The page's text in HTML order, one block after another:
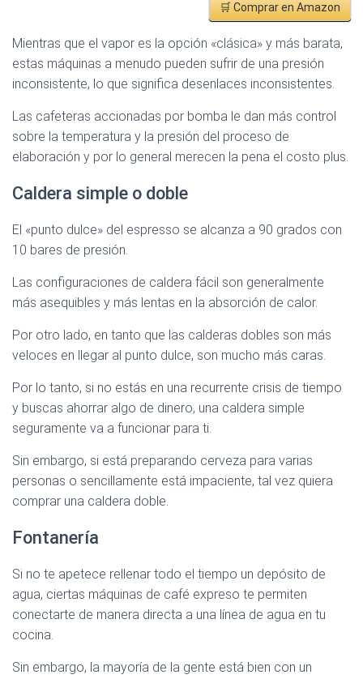
🛒 Comprar en Amazon
Mientras que el vapor es la opción «clásica» y más barata,
estas máquinas a menudo pueden sufrir de una presión
inconsistente, lo que significa desenlaces inconsistentes.
Las cafeteras accionadas por bomba le dan más control
sobre la temperatura y la presión del proceso de
elaboración y por lo general merecen la pena el costo plus.
Caldera simple o doble
El «punto dulce» del espresso se alcanza a 90 grados con
10 bares de presión.
Las configuraciones de caldera fácil son generalmente
más asequibles y más lentas en la absorción de calor.
Por otro lado, en tanto que las calderas dobles son más
veloces en llegar al punto dulce, son mucho más caras.
Por lo tanto, si no estás en una recurrente crisis de tiempo
y buscas ahorrar algo de dinero, una caldera simple
seguramente va a funcionar para ti.
Sin embargo, si está preparando cerveza para varias
personas o sencillamente está impaciente, tal vez quiera
comprar una caldera doble.
Fontanería
Si no te apetece rellenar todo el tiempo un depósito de
agua, ciertas máquinas de café expreso te permiten
conectarte de manera directa a una línea de agua en tu
cocina.
Sin embargo, la mayoría de la gente está bien con un